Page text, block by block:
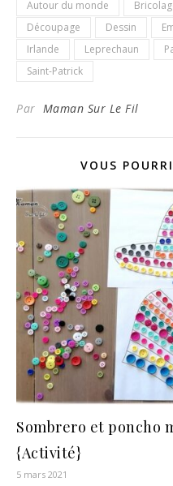
Autour du monde
Découpage
Dessin
Irlande
Leprechaun
Saint-Patrick
Par Maman Sur Le Fil
VOUS
Sombrero et poncho
{Activité}
5 mars 2021